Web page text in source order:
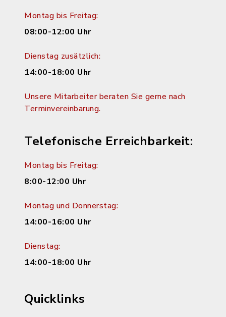
Montag bis Freitag:
08:00-12:00 Uhr
Dienstag zusätzlich:
14:00-18:00 Uhr
Unsere Mitarbeiter beraten Sie gerne nach
Terminvereinbarung.
Telefonische Erreichbarkeit:
Montag bis Freitag:
8:00-12:00 Uhr
Montag und Donnerstag:
14:00-16:00 Uhr
Dienstag:
14:00-18:00 Uhr
Quicklinks